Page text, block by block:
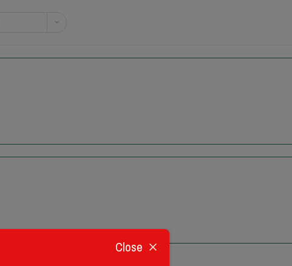
Close